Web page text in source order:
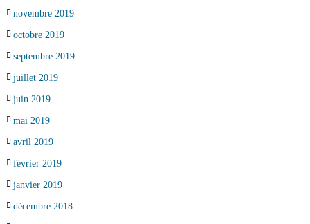
novembre 2019
octobre 2019
septembre 2019
juillet 2019
juin 2019
mai 2019
avril 2019
février 2019
janvier 2019
décembre 2018